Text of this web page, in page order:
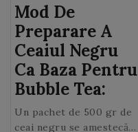
Mod De
Preparare A
Ceaiul Negru
Ca Baza Pentru
Bubble Tea:
Un pachet de 500 gr de
ceai negru se amestecă